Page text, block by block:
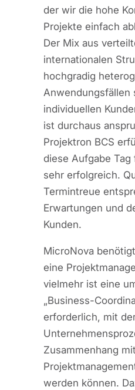
der wir die hohe
Projekte einfach
Der Mix aus
internationalen
hochgradig
Anwendungsfällen
individuellen
ist durchaus
Projektron BCS
diese Aufgabe Tag
sehr erfolgreich.
Termintreue
Erwartungen und
Kunden.
MicroNova
eine
vielmehr ist eine
„Business-
erforderlich, mit
Zusammenhang
werden können.